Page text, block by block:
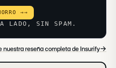
→→
A LADO, SIN SPAM.
nuestra reseña completa de Insurify→